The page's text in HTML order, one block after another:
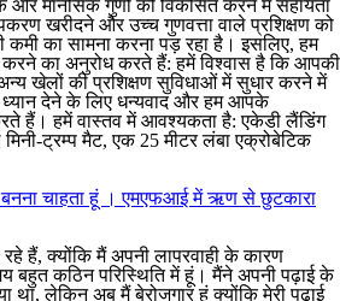
और मानसिक गुणों को विकसित करने में सहायता
खरीदने और उच्च गुणवत्ता वाले प्रशिक्षण को
का सामना करना पड़ रहा है। इसलिए, हम
का अनुरोध करते हैं: हमें विश्वास है कि आपकी
खेलों की प्रशिक्षण सुविधाओं में सुधार करने में
ध्यान देने के लिए धन्यवाद और हम आपके
हैं। हमें वास्तव में आवश्यकता है: एकेडी लैंडिंग
ट्रम्प मैट, एक 25 मीटर लंबा एक्रोबेटिक
बनना चाहता हूं । एमएफआई में ऋण से छुटकारा
हैं, क्योंकि मैं अपनी लापरवाही के कारण
बहुत कठिन परिस्थिति में हूं। मैंने अपनी पढ़ाई के
था, लेकिन अब मैं बेरोजगार हूं क्योंकि मेरी पढ़ाई